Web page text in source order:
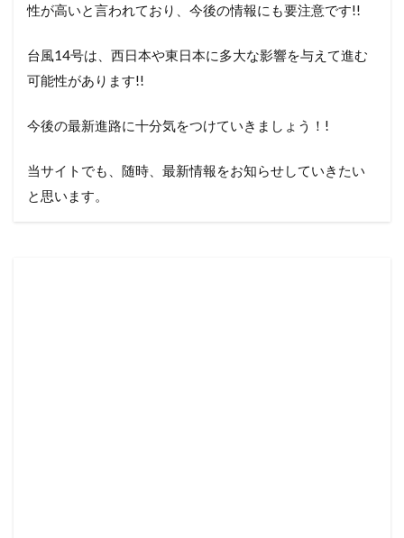
性が高いと言われており、今後の情報にも要注意です!!
台風14号は、西日本や東日本に多大な影響を与えて進む
可能性があります!!
今後の最新進路に十分気をつけていきましょう！!
当サイトでも、随時、最新情報をお知らせしていきたい
と思います。